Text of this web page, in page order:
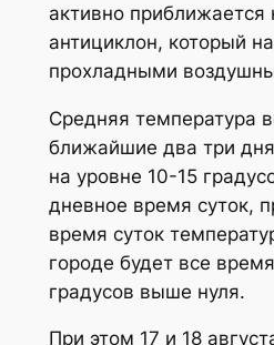
активно приближается
антициклон, который
прохладными
Средняя температура
ближайшие два три
на уровне 10-15
дневное время суток,
время суток
городе будет все
градусов выше нуля.
При этом 17 и 18